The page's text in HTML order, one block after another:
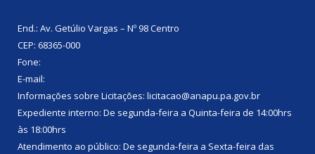
End.: Av. Getúlio Vargas – Nº 98 Centro
CEP: 68365-000
Fone:
E-mail:
Informações sobre Licitações: licitacao@anapu.pa.gov.br
Expediente interno: De segunda-feira a Quinta-feira de 14:00hrs
às 18:00hrs
Atendimento ao público: De segunda-feira a Sexta-feira das